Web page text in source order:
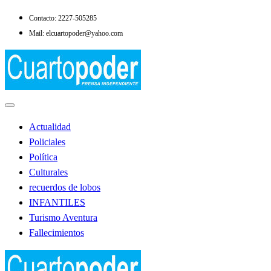
Saltar
Contacto: 2227-505285
Mail: elcuartopoder@yahoo.com
El Cuarto Poder
Actualidad
Policiales
Política
Culturales
recuerdos de lobos
INFANTILES
Turismo Aventura
Fallecimientos